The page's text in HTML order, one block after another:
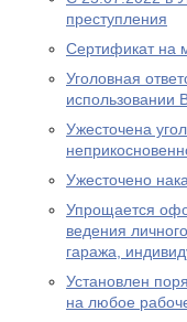
преступления
Сертификат на
Уголовная
Ужесточена
Ужесточено
Упрощается
ведения
гаража,
Установлен
на любое